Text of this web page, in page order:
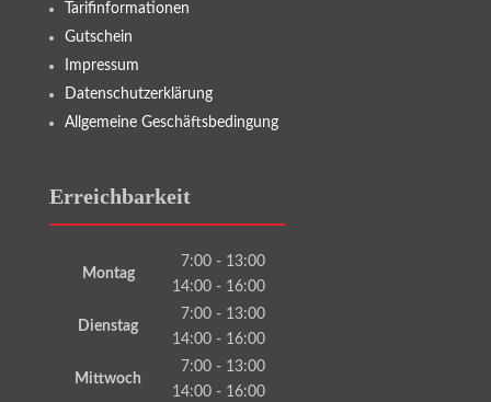
Tarifinformationen
Gutschein
Impressum
Datenschutzerklärung
Allgemeine Geschäftsbedingung
Erreichbarkeit
Montag
7:00 - 13:00
14:00 - 16:00
Dienstag
7:00 - 13:00
14:00 - 16:00
Mittwoch
7:00 - 13:00
14:00 - 16:00